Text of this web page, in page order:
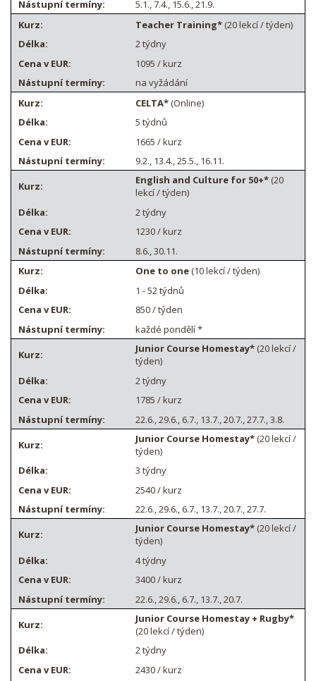
5.1., 7.4., 15.6., 21.9.
Teacher Training* (20 lekcí / týden)
2 týdny
1095 / kurz
na vyžádání
CELTA*(Online)
5 týdnů
1665 / kurz
9.2., 13.4., 25.5., 16.11.
English and Culture for 50+* (20
lekcí / týden)
2 týdny
1230 / kurz
8.6., 30.11.
One to one(10 lekcí / týden)
1 - 52 týdnů
850 / týden
každé pondělí *
Junior Course Homestay* (20 lekcí /
týden)
2 týdny
1785 / kurz
22.6., 29.6., 6.7., 13.7., 20.7., 27.7., 3.8.
Junior Course Homestay*(20 lekcí /
týden)
3 týdny
2540 / kurz
22.6., 29.6., 6.7., 13.7., 20.7., 27.7.
Junior Course Homestay* (20 lekcí /
týden)
4 týdny
3400 / kurz
22.6., 29.6., 6.7., 13.7., 20.7.
Junior Course Homestay + Rugby*
(20 lekcí / týden)
2 týdny
2430 / kurz